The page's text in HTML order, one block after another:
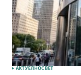
АКТУЕЛНОСВЕТ